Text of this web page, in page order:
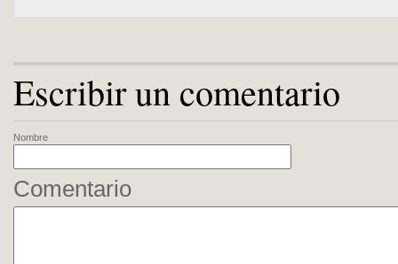
Escribir un comentario
Nombre
Comentario